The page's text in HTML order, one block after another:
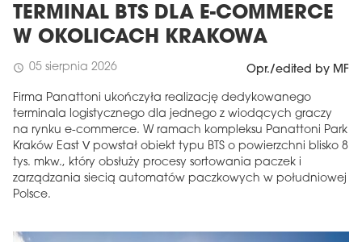
TERMINAL BTS DLA E-COMMERCE
W OKOLICACH KRAKOWA
schedule 05 sierpnia 2026 Opr./edited by MF
Firma Panattoni ukończyła realizację dedykowanego
terminala logistycznego dla jednego z wiodących graczy
na rynku e-commerce. W ramach kompleksu Panattoni Park
Kraków East V powstał obiekt typu BTS o powierzchni blisko 8
tys. mkw., który obsłuży procesy sortowania paczek i
zarządzania siecią automatów paczkowych w południowej
Polsce.